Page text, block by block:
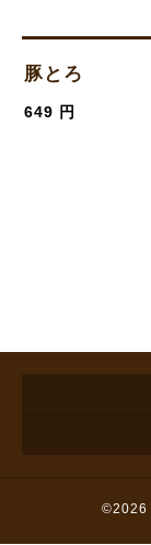
豚とろ
649 円
©2026